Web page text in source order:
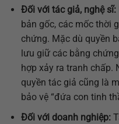
Đối với tác giả, nghệ sĩ:
bản gốc, các mốc thời
chứng. Mặc dù quyền
lưu giữ các bằng
hợp xảy ra tranh chấp.
quyền tác giả cũng là
bảo vệ “đứa con tinh
Đối với doanh nghiệp: